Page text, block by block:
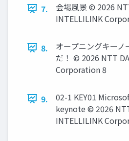
7.
会場風景 © 2026
INTELLILINK
8.
オープニングキーノ
だ！ © 2026 NTT
Corporation 8
9.
02-1 KEY01
keynote © 2026
INTELLILINK